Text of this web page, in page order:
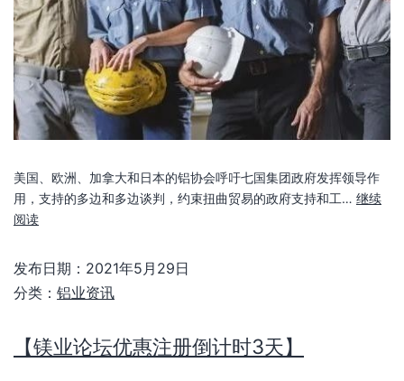
美国、欧洲、加拿大和日本的铝协会呼吁七国集团政府发挥领导作
用，支持的多边和多边谈判，约束扭曲贸易的政府支持和工… 继续
阅读
发布日期： 2021年5月29日
分类： 铝业资讯
【镁业论坛优惠注册倒计时3天】